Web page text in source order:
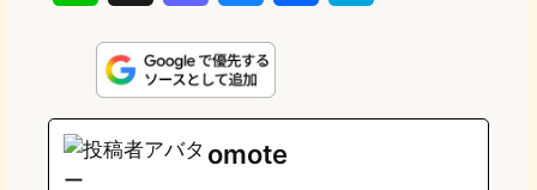
n
e
s
t
o
u
e
s
e
e
omote